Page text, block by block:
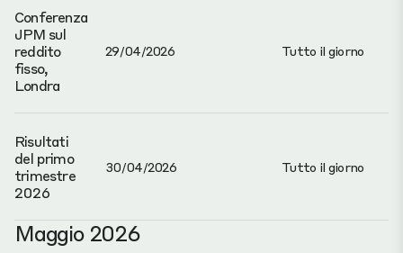
Conferenza
JPM sul
reddito
fisso,
Londra
29/04/2026 Tutto il giorno
Risultati
del primo
trimestre
2026
30/04/2026 Tutto il giorno
Maggio 2026